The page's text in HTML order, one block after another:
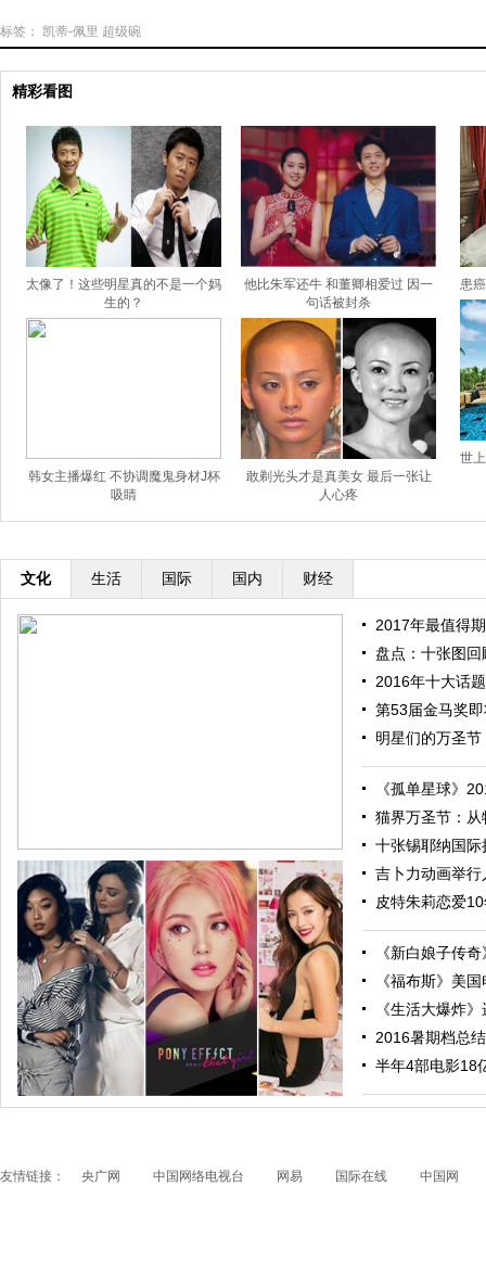
标签： 凯蒂-佩里 超级碗
精彩看图
太像了！这些明星真的不是一个妈
生的？
他比朱军还牛 和董卿相爱过 因一
句话被封杀
韩女主播爆红 不协调魔鬼身材J杯
吸睛
敢剃光头才是真美女 最后一张让
人心疼
患
世
文化 生活 国际 国内 财经
跟随电影去旅行：布拉格 在这里邂逅特工、寻找浪漫
2017年最值得
盘点：十张图
2016年十大话
第53届金马奖
明星们的万圣
《孤单星球》
猫界万圣节：
十张锡耶纳国
吉卜力动画举
皮特朱莉恋爱
《新白娘子传
《福布斯》美
《生活大爆炸
2016暑期档总
半年4部电影18
友情链接： 央广网 中国网络电视台 网易 国际在线 中国网